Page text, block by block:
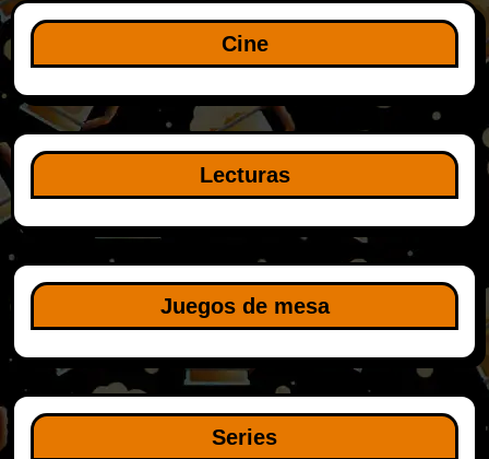
Cine
Lecturas
Juegos de mesa
Series